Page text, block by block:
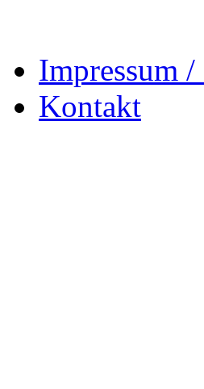
Impressum
Kontakt